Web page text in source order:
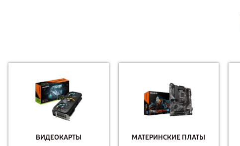
ВИДЕОКАРТЫ МАТЕРИНСКИЕ ПЛАТЫ